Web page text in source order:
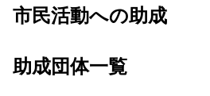
市民活動への助成
助成団体一覧